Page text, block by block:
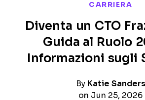
CARRIERA
Diventa un CTO
Guida al Ruolo
Informazioni sugli
By Katie Sanders
on Jun 25, 2026